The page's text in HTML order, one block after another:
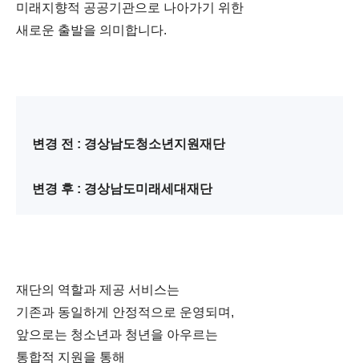
미래지향적 공공기관으로 나아가기 위한
새로운 출발을 의미합니다.
변경 전 : 경상남도청소년지원재단
변경 후 : 경상남도미래세대재단
재단의 역할과 제공 서비스는
기존과 동일하게 안정적으로 운영되며,
앞으로는 청소년과 청년을 아우르는
통합적 지원을 통해